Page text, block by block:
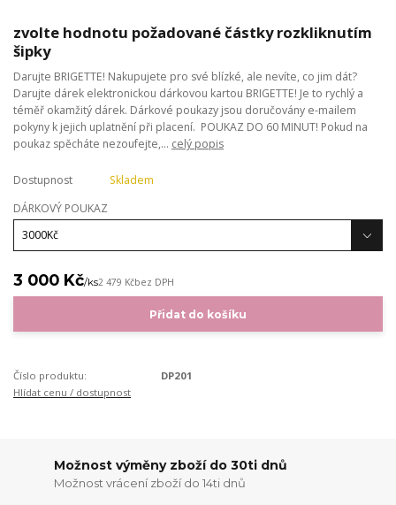
zvolte hodnotu požadované částky rozkliknutím
šipky
Darujte BRIGETTE! Nakupujete pro své blízké, ​​ale nevíte, co jim dát?
Darujte dárek elektronickou dárkovou kartou BRIGETTE! Je to rychlý a
téměř okamžitý dárek. Dárkové poukazy jsou doručovány e-mailem
pokyny k jejich uplatnění při placení. POUKAZ DO 60 MINUT! Pokud na
poukaz spěcháte nezoufejte,... celý popis
Dostupnost
Skladem
DÁRKOVÝ POUKAZ
3 000 Kč/ks2 479 Kčbez DPH
Přidat do košíku
Číslo produktu:
DP201
Hlídat cenu / dostupnost
Možnost výměny zboží do 30ti dnů
Možnost vrácení zboží do 14ti dnů